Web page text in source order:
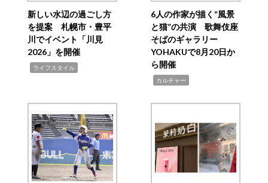
新しい水辺の過ごし方
を提案 札幌市・豊平
川でイベント「川見
2026」を開催
ライフスタイル
6人の作家が描く“風景
と猫”の共演 歌舞伎座
そばのギャラリー
YOHAKUで8月20日か
ら開催
カルチャー